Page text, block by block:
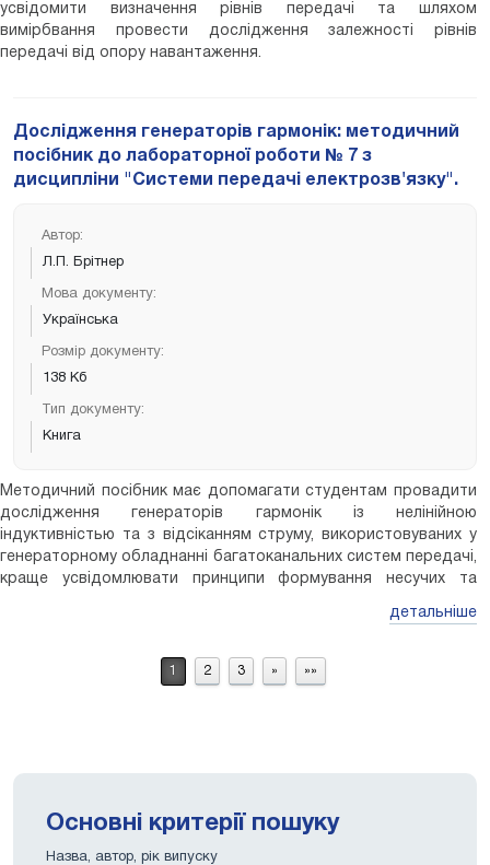
усвідомити визначення рівнів передачі та шляхом
вимірбвання провести дослідження залежності рівнів
передачі від опору навантаження.
Дослідження генераторів гармонік: методичний
посібник до лабораторної роботи № 7 з
дисципліни "Системи передачі електрозв'язку".
Автор:
Л.П. Брітнер
Мова документу:
Українська
Розмір документу:
138 Кб
Тип документу:
Книга
Методичний посібник має допомагати студентам провадити
дослідження генераторів гармонік із нелінійною
індуктивністью та з відсіканням струму, використовуваних у
генераторному обладнанні багатоканальних систем передачі,
краще усвідомлювати принципи формування несучих та
рівня. Призначено для підготовки бакалаврів по
детальніше
1 2 3 » »»
Основні критерії пошуку
Назва, автор, рік випуску